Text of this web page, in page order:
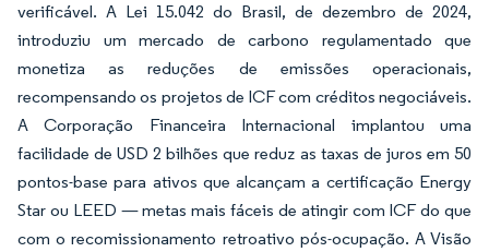
verificável. A Lei 15.042 do Brasil, de dezembro de 2024,
introduziu um mercado de carbono regulamentado que
monetiza as reduções de emissões operacionais,
recompensando os projetos de ICF com créditos negociáveis.
A Corporação Financeira Internacional implantou uma
facilidade de USD 2 bilhões que reduz as taxas de juros em 50
pontos-base para ativos que alcançam a certificação Energy
Star ou LEED — metas mais fáceis de atingir com ICF do que
com o recomissionamento retroativo pós-ocupação. A Visão